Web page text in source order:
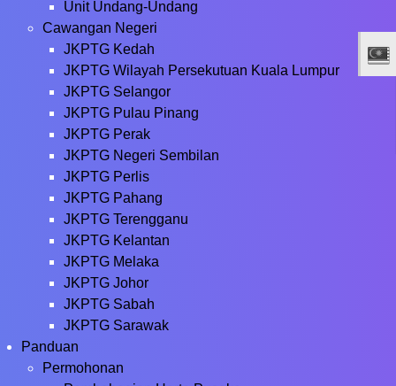
Unit Undang-Undang
Cawangan Negeri
JKPTG Kedah
JKPTG Wilayah Persekutuan Kuala Lumpur
JKPTG Selangor
JKPTG Pulau Pinang
JKPTG Perak
JKPTG Negeri Sembilan
JKPTG Perlis
JKPTG Pahang
JKPTG Terengganu
JKPTG Kelantan
JKPTG Melaka
JKPTG Johor
JKPTG Sabah
JKPTG Sarawak
Panduan
Permohonan